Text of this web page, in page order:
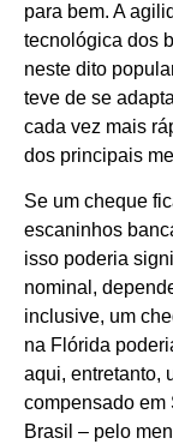
para bem. A
tecnológica dos
neste dito
teve de se
cada vez mais
dos principais
Se um cheque
escaninhos
isso poderia
nominal,
inclusive, um
na Flórida
aqui, entretanto,
compensado em
Brasil – pelo